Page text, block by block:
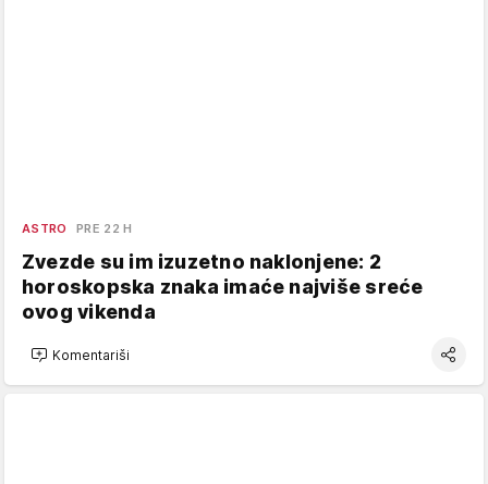
ASTRO PRE 22 H
Zvezde su im izuzetno naklonjene: 2
horoskopska znaka imaće najviše sreće
ovog vikenda
Komentariši